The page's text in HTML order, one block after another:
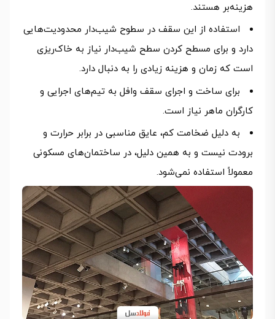
هزینه‌بر هستند.
استفاده از این سقف در سطوح شیب‌دار محدودیت‌هایی
دارد و برای مسطح کردن سطح شیب‌دار نیاز به خاک‌ریزی
است که زمان و هزینه زیادی را به دنبال دارد.
برای ساخت و اجرای سقف وافل به تیم‌های اجرایی و
کارگران ماهر نیاز است.
به دلیل ضخامت کم، عایق مناسبی در برابر حرارت و
برودت نیست و به همین دلیل، در ساختمان‌های مسکونی
معمولاً استفاده نمی‌شود.